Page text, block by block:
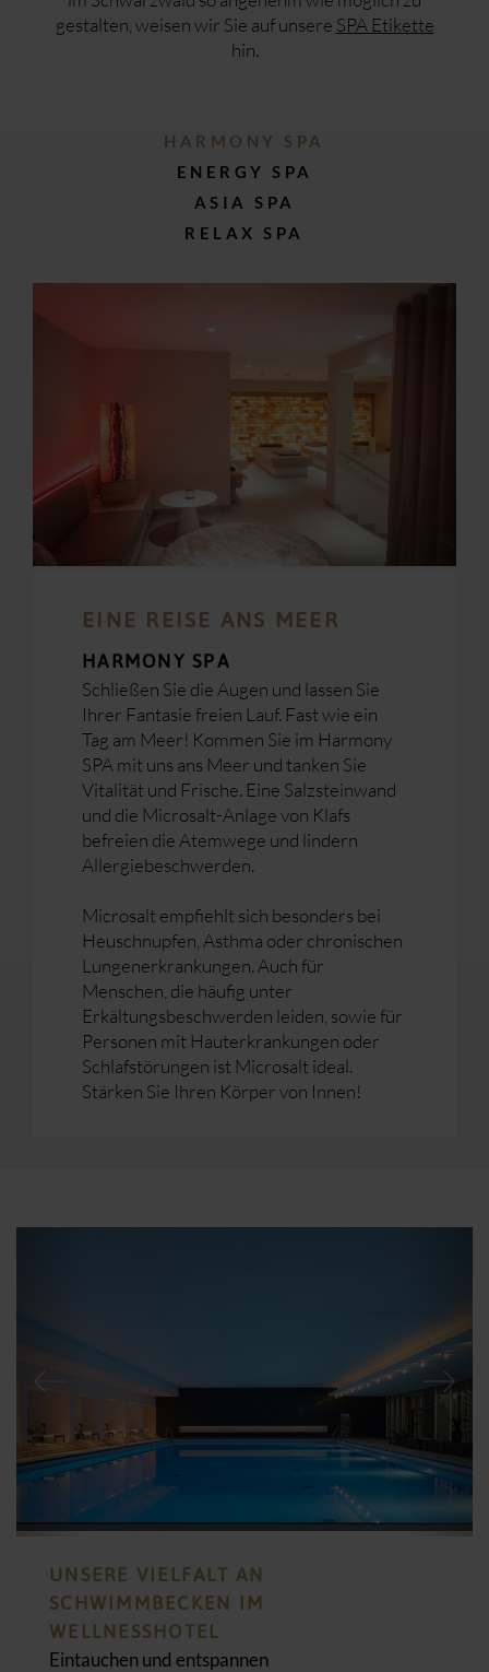
gestalten, weisen wir Sie auf unsere SPA Etikette
hin.
EINE REISE ANS MEER
HARMONY SPA
Schließen Sie die Augen und lassen Sie
Ihrer Fantasie freien Lauf. Fast wie ein
Tag am Meer! Kommen Sie im Harmony
SPA mit uns ans Meer und tanken Sie
Vitalität und Frische. Eine Salzsteinwand
und die Microsalt-Anlage von Klafs
befreien die Atemwege und lindern
Allergiebeschwerden.
Microsalt empfiehlt sich besonders bei
Heuschnupfen, Asthma oder chronischen
Lungenerkrankungen. Auch für
Menschen, die häufig unter
Erkältungsbeschwerden leiden, sowie für
Personen mit Hauterkrankungen oder
Schlafstörungen ist Microsalt ideal.
Stärken Sie Ihren Körper von Innen!
HARMONY SPA
ENERGY SPA
ASIA SPA
RELAX SPA
UNSERE VIELFALT AN
SCHWIMMBECKEN IM
WELLNESSHOTEL
Eintauchen und entspannen